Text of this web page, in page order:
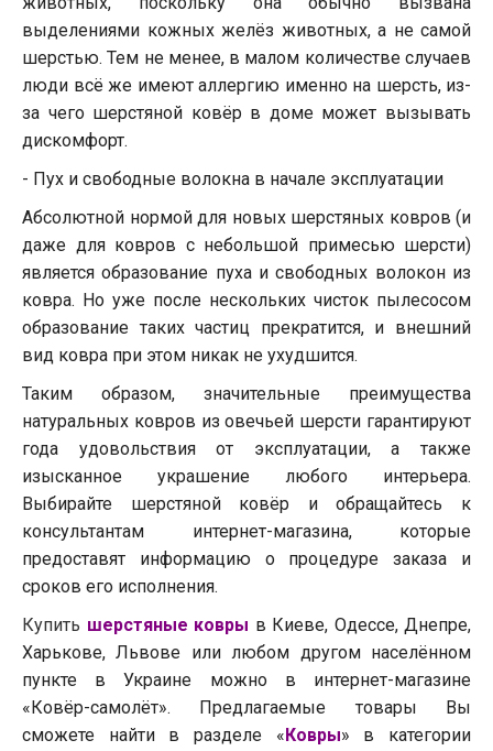
выделениями кожных желёз животных, а не самой
шерстью. Тем не менее, в малом количестве случаев
люди всё же имеют аллергию именно на шерсть, из-
за чего шерстяной ковёр в доме может вызывать
дискомфорт.
- Пух и свободные волокна в начале эксплуатации
Абсолютной нормой для новых шерстяных ковров (и
даже для ковров с небольшой примесью шерсти)
является образование пуха и свободных волокон из
ковра. Но уже после нескольких чисток пылесосом
образование таких частиц прекратится, и внешний
вид ковра при этом никак не ухудшится.
Таким образом, значительные преимущества
натуральных ковров из овечьей шерсти гарантируют
года удовольствия от эксплуатации, а также
изысканное украшение любого интерьера.
Выбирайте шерстяной ковёр и обращайтесь к
консультантам интернет-магазина, которые
предоставят информацию о процедуре заказа и
сроков его исполнения.
Купить шерстяные ковры в Киеве, Одессе, Днепре,
Харькове, Львове или любом другом населённом
пункте в Украине можно в интернет-магазине
«Ковёр-самолёт». Предлагаемые товары Вы
сможете найти в разделе «Ковры» в категории